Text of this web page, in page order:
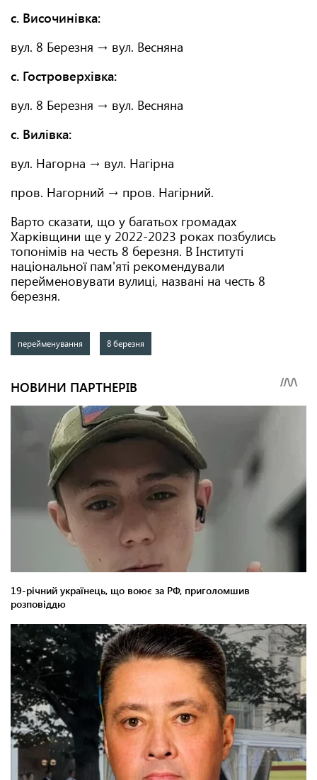
с. Височинівка:
вул. 8 Березня → вул. Весняна
с. Гостроверхівка:
вул. 8 Березня → вул. Весняна
с. Вилівка:
вул. Нагорна → вул. Нагірна
пров. Нагорний → пров. Нагірний.
Варто сказати, що у багатьох громадах
Харківщини ще у 2022-2023 роках позбулись
топонімів на честь 8 березня. В Інституті
національної пам'яті рекомендували
перейменовувати вулиці, названі на честь 8
березня.
перейменування 8 березня